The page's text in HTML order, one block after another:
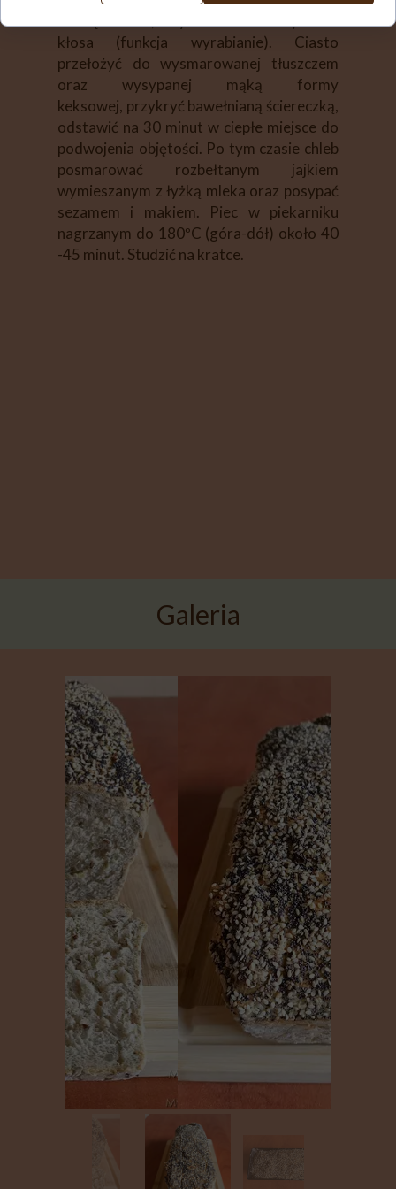
kłosa (funkcja wyrabianie). Ciasto
przełożyć do wysmarowanej tłuszczem
oraz wysypanej mąką formy
keksowej, przykryć bawełnianą ściereczką,
odstawić na 30 minut w ciepłe miejsce do
podwojenia objętości. Po tym czasie chleb
posmarować rozbełtanym jajkiem
wymieszanym z łyżką mleka oraz posypać
sezamem i makiem. Piec w piekarniku
nagrzanym do 180ºC (góra-dół) około 40
-45 minut. Studzić na kratce.
Galeria